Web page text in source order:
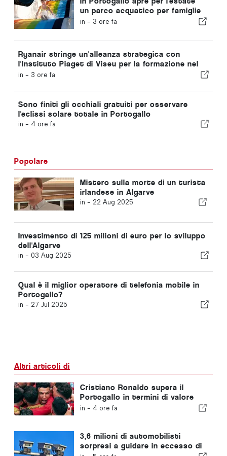
un parco acquatico per famiglie
con biglietti a 2 euro
in - 3 ore fa
Ryanair stringe un'alleanza strategica con
l'Instituto Piaget di Viseu per la formazione nel
settore dell'aviazione in Portogallo
in - 3 ore fa
Sono finiti gli occhiali gratuiti per osservare
l'eclissi solare totale in Portogallo
in - 4 ore fa
Popolare
Mistero sulla morte di un turista
irlandese in Algarve
in - 22 Aug 2025
Investimento di 125 milioni di euro per lo sviluppo
dell'Algarve
in - 03 Aug 2025
Qual è il miglior operatore di telefonia mobile in
Portogallo?
in - 27 Jul 2025
Altri articoli di
Cristiano Ronaldo supera il
Portogallo in termini di valore
commerciale
in - 4 ore fa
3,6 milioni di automobilisti
sorpresi a guidare in eccesso di